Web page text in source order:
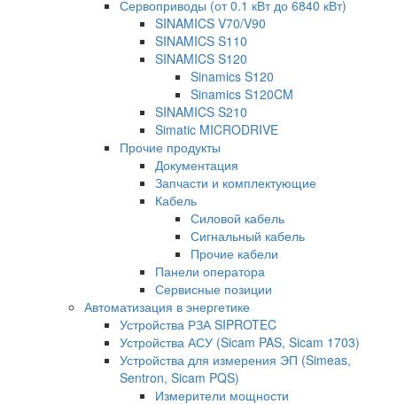
Сервоприводы (от 0.1 кВт до 6840 кВт)
SINAMICS V70/V90
SINAMICS S110
SINAMICS S120
Sinamics S120
Sinamics S120CM
SINAMICS S210
Simatic MICRODRIVE
Прочие продукты
Документация
Запчасти и комплектующие
Кабель
Силовой кабель
Сигнальный кабель
Прочие кабели
Панели оператора
Сервисные позиции
Автоматизация в энергетике
Устройства РЗА SIPROTEC
Устройства АСУ (Sicam PAS, Sicam 1703)
Устройства для измерения ЭП (Simeas,
Sentron, Sicam PQS)
Измерители мощности